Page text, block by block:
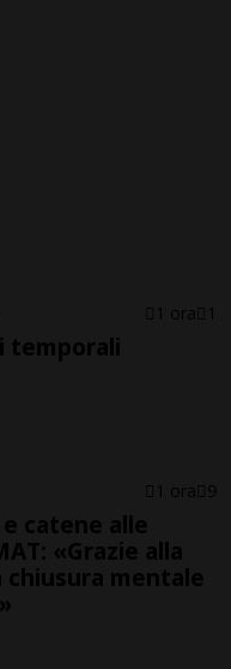
1 ora 1
temporali
1 ora 9
catene alle
«Grazie alla
chiusura mentale